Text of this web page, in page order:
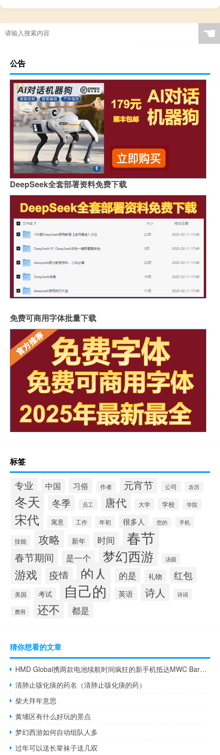
☚
公告
DeepSeek全套部署资料免费下载
免费可商用字体批量下载
标签
专业 中国 习俗 作者 元宵节 公司 农历
冬天 冬季 员工 唐代 大学 学校 学院
宋代 寓意 工作 年初 很多人 您的 手机
技能 攻略 新年 时间 春节
春节期间 是一个 梦幻西游 汤圆
游戏 疫情 的人 的是 礼物 红包
美国 考试 自己的 英语 诗人 诗词
费用 还不 都是
猜你想看的文章
HMD Global携两款电池续航时间疯狂的新手机抵达MWC Barcelona
清肺止咳化痰的药名（清肺止咳化痰的药）
柴犬拜年意思
黄埔区有什么好玩的景点
梦幻西游如何自动组队人多
过年可以送长辈袜子送几双